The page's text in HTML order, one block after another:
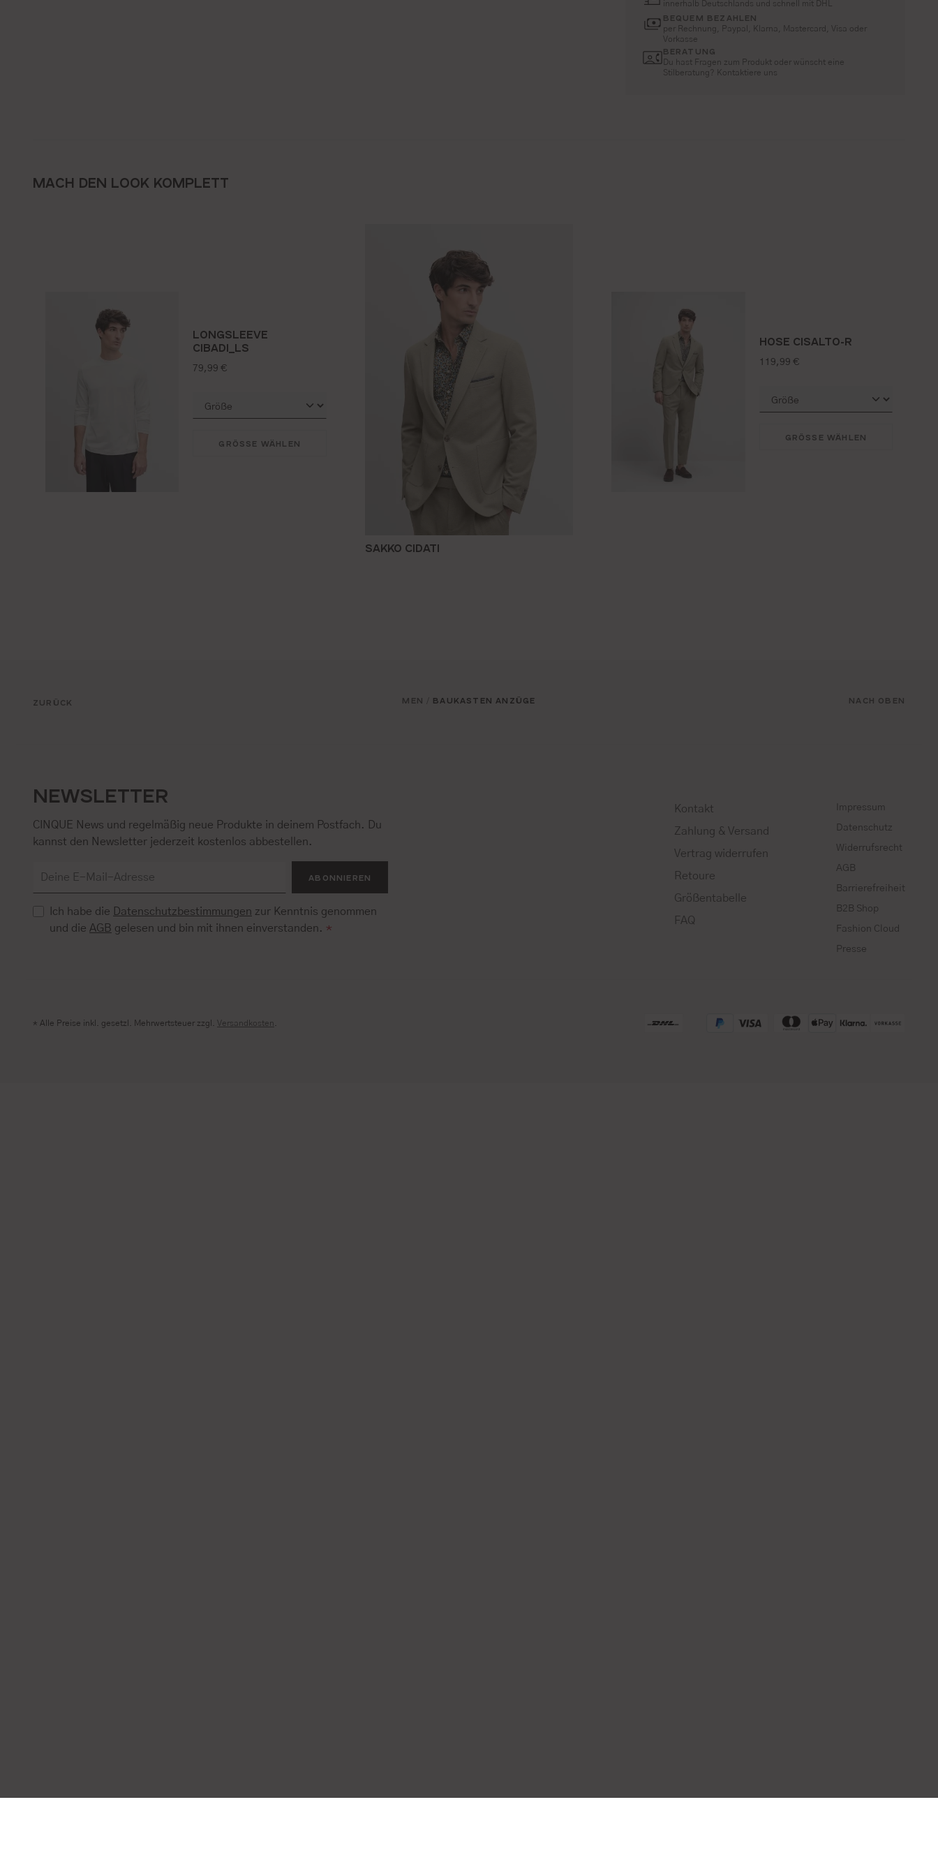
innerhalb Deutschlands und schnell mit DHL
BEQUEM BEZAHLEN
per Rechnung, Paypal, Klarna, Mastercard, Visa oder
Vorkasse
BERATUNG
Du hast Fragen zum Produkt oder wünscht eine
Stilberatung? Kontaktiere uns
MACH DEN LOOK KOMPLETT
SAKKO CIDATI
LONGSLEEVE
CIBADI_LS
regulärer preis:
79,99 €
GRÖSSE WÄHLEN
HOSE CISALTO-R
regulärer preis:
119,99 €
GRÖSSE WÄHLEN
ZURÜCK MEN BAUKASTEN ANZÜGE NACH OBEN
NEWSLETTER
CINQUE News und regelmäßig neue Produkte in deinem Postfach. Du
kannst den Newsletter jederzeit kostenlos abbestellen.
ABONNIEREN
Ich habe die Datenschutzbestimmungen zur Kenntnis genommen
und dieAGB gelesen und bin mit ihnen einverstanden. *
Kontakt
Zahlung & Versand
Vertrag widerrufen
Retoure
Größentabelle
FAQ
Impressum
Datenschutz
Widerrufsrecht
AGB
Barrierefreiheit
B2B Shop
Fashion Cloud
Presse
* Alle Preise inkl. gesetzl. Mehrwertsteuer zzgl. Versandkosten.